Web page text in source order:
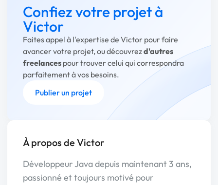
Confiez votre projet à
Victor
Faites appel à l'expertise de Victor pour faire
avancer votre projet, ou découvrezd'autres
freelances pour trouver celui qui correspondra
parfaitement à vos besoins.
Publier un projet
À propos de Victor
Développeur Java depuis maintenant 3 ans,
passionné et toujours motivé pour